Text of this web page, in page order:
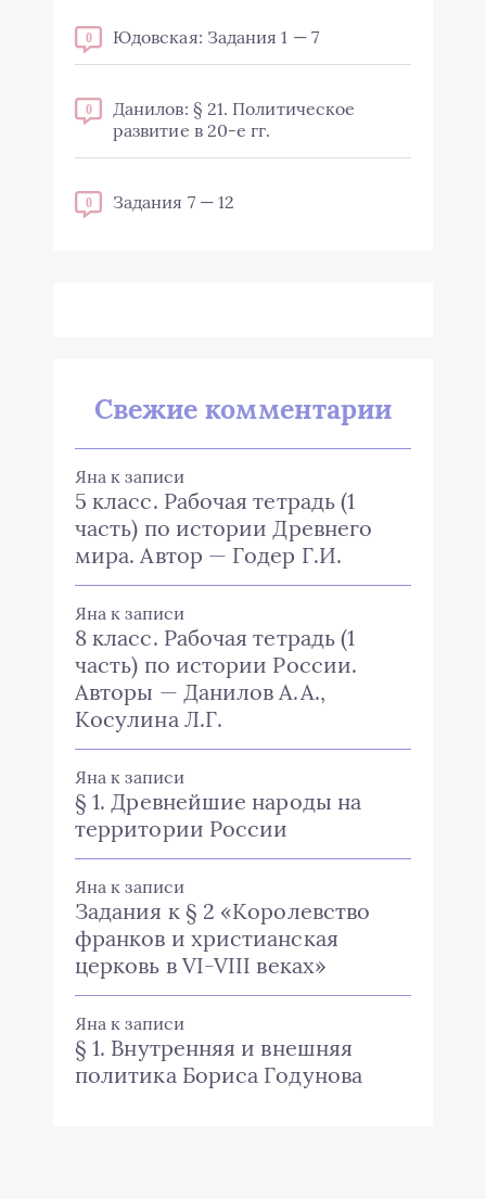
0 Юдовская: Задания 1 — 7
0
Данилов: § 21. Политическое
развитие в 20-е гг.
0 Задания 7 — 12
Свежие комментарии
Яна к записи
5 класс. Рабочая тетрадь (1
часть) по истории Древнего
мира. Автор — Годер Г.И.
Яна к записи
8 класс. Рабочая тетрадь (1
часть) по истории России.
Авторы — Данилов А.А.,
Косулина Л.Г.
Яна к записи
§ 1. Древнейшие народы на
территории России
Яна к записи
Задания к § 2 «Королевство
франков и христианская
церковь в VI-VIII веках»
Яна к записи
§ 1. Внутренняя и внешняя
политика Бориса Годунова